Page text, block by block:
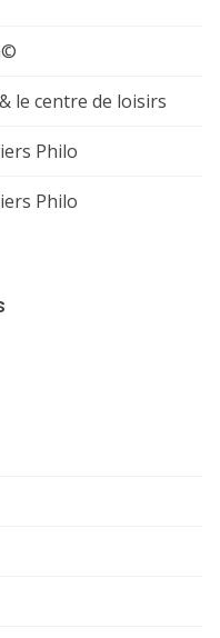
le centre de loisirs
Philo
Philo